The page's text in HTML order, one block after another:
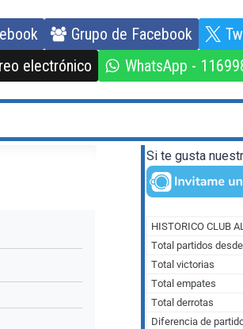
Grupo de Facebook
electrónico
WhatsApp -
Si te gusta